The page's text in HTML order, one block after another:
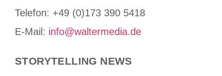
Tele­fon: +49 (0)173 390 5418
E-Mail: info@waltermedia.de
STORYTELLING NEWS